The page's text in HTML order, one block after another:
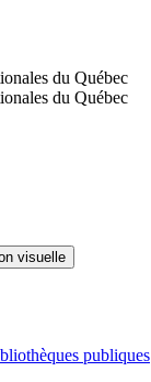
visuelle
publiques